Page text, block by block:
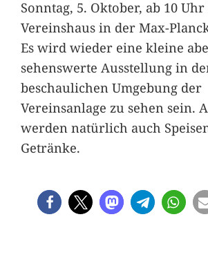
Sonntag, 5. Oktober, ab 10
Vereinshaus in der Max-
Es wird wieder eine kleine
sehenswerte Ausstellung in
beschaulichen Umgebung der
Vereinsanlage zu sehen sein.
werden natürlich auch
Getränke.